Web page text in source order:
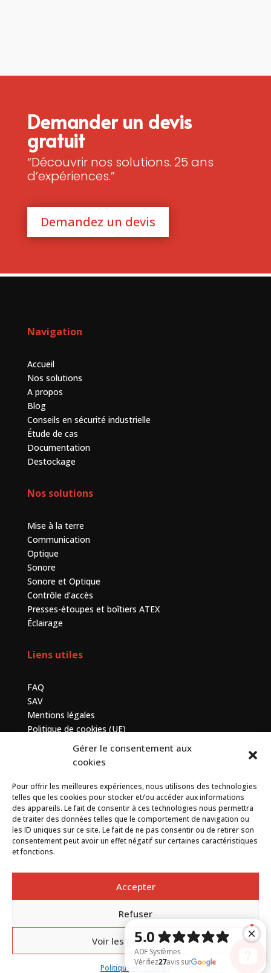
Gérer le consentement aux
cookies
Pour offrir les meilleures expériences, nous utilisons des technologies
telles que les cookies pour stocker et/ou accéder aux informations
des appareils. Le fait de consentir à ces technologies nous permettra
de traiter des données telles que le comportement de navigation ou
les ID uniques sur ce site. Le fait de ne pas consentir ou de retirer son
consentement peut avoir un effet négatif sur certaines caractéristiques
et fonctions.
Accepter
Refuser
Voir les préférences
Politique de cookies
Demander un devis
gratuit
“Découvrir nos solutions. 25 ans
d’expériences.”
Demandez un devis
Navigation
Accueil
Nos solutions
A propos
Blog
Conseils en sécurité industrielle
Étude de cas
Documentation
Destockage
Nos solutions
Mise à la terre
Communication
Optique
Sonore
Sonore et Optique
Contrôle d’accès
Presses-étoupes et boîtiers ATEX
Éclairage
Liens utiles
FAQ
SAV
Mentions légales
Politique de cookies (UE)
Contactez-nous
7 bis avenue de la Baltique, ZA de Courtabœuf, 91140
Villebon sur Yvette
+33 (0) 1 69 75 20 90
Contact
ByNeocamino